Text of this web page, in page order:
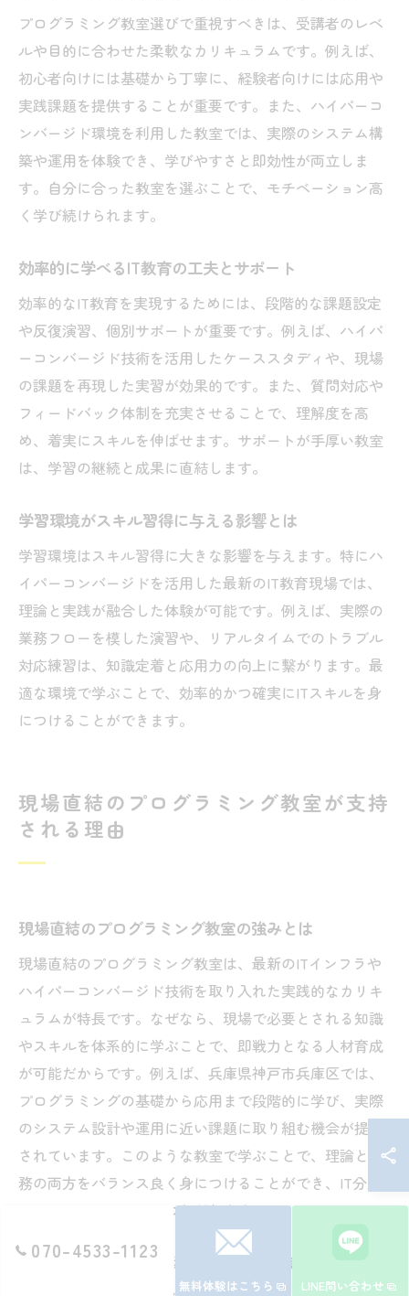
プログラミング教室選びで重視すべきは、受講者のレベ
ルや目的に合わせた柔軟なカリキュラムです。例えば、
初心者向けには基礎から丁寧に、経験者向けには応用や
実践課題を提供することが重要です。また、ハイパーコ
ンバージド環境を利用した教室では、実際のシステム構
築や運用を体験でき、学びやすさと即効性が両立しま
す。自分に合った教室を選ぶことで、モチベーション高
く学び続けられます。
効率的に学べるIT教育の工夫とサポート
効率的なIT教育を実現するためには、段階的な課題設定
や反復演習、個別サポートが重要です。例えば、ハイパ
ーコンバージド技術を活用したケーススタディや、現場
の課題を再現した実習が効果的です。また、質問対応や
フィードバック体制を充実させることで、理解度を高
め、着実にスキルを伸ばせます。サポートが手厚い教室
は、学習の継続と成果に直結します。
学習環境がスキル習得に与える影響とは
学習環境はスキル習得に大きな影響を与えます。特にハ
イパーコンバージドを活用した最新のIT教育現場では、
理論と実践が融合した体験が可能です。例えば、実際の
業務フローを模した演習や、リアルタイムでのトラブル
対応練習は、知識定着と応用力の向上に繋がります。最
適な環境で学ぶことで、効率的かつ確実にITスキルを身
につけることができます。
現場直結のプログラミング教室が支持
される理由
現場直結のプログラミング教室の強みとは
現場直結のプログラミング教室は、最新のITインフラや
ハイパーコンバージド技術を取り入れた実践的なカリキ
ュラムが特長です。なぜなら、現場で必要とされる知識
やスキルを体系的に学ぶことで、即戦力となる人材育成
が可能だからです。例えば、兵庫県神戸市兵庫区では、
プログラミングの基礎から応用まで段階的に学び、実際
のシステム設計や運用に近い課題に取り組む機会が提供
されています。このような教室で学ぶことで、理論と実
務の両方をバランス良く身につけることができ、IT分野
でのキャリアアップにつながります。
ハイパーコンバージド導入事例で学ぶ実践力
070-4533-1123
無料体験はこちら LINE問い合わせ